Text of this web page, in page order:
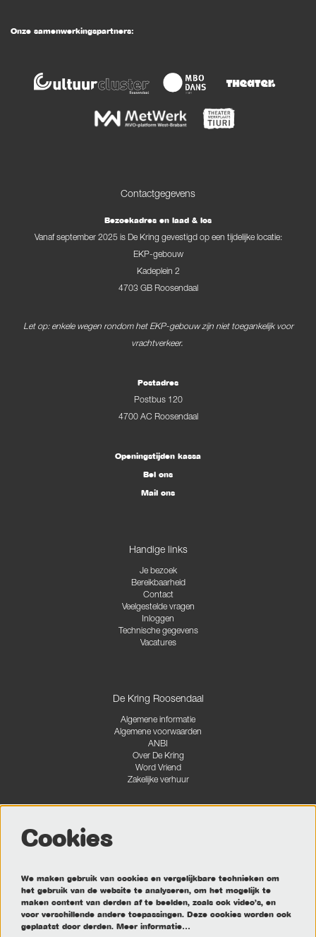
Onze samenwerkingspartners:
Contactgegevens
Bezoekadres en laad & los
Vanaf september 2025 is De Kring gevestigd op een tijdelijke locatie:
EKP-gebouw
Kadeplein 2
4703 GB Roosendaal
Let op: enkele wegen rondom het EKP-gebouw zijn niet toegankelijk voor
vrachtverkeer.
Postadres
Postbus 120
4700 AC Roosendaal
Openingstijden kassa
Bel ons
Mail ons
Handige links
Je bezoek
Bereikbaarheid
Contact
Veelgestelde vragen
Inloggen
Technische gegevens
Vacatures
De Kring Roosendaal
Algemene informatie
Algemene voorwaarden
ANBI
Over De Kring
Word Vriend
Zakelijke verhuur
Meld je aan voor de nieuwsbrief
Cookies
We maken gebruik van cookies en vergelijkbare technieken om
het gebruik van de website te analyseren, om het mogelijk te
maken content van derden af te beelden, zoals ook video’s, en
voor verschillende andere toepassingen. Deze cookies worden ook
geplaatst door derden. Meer informatie…